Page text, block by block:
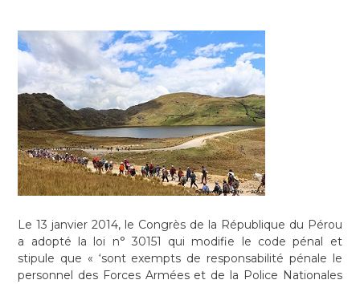
Le 13 janvier 2014, le Congrès de la République du Pérou
a adopté la loi n° 30151 qui modifie le code pénal et
stipule que « ‘sont exempts de responsabilité pénale le
personnel des Forces Armées et de la Police Nationales